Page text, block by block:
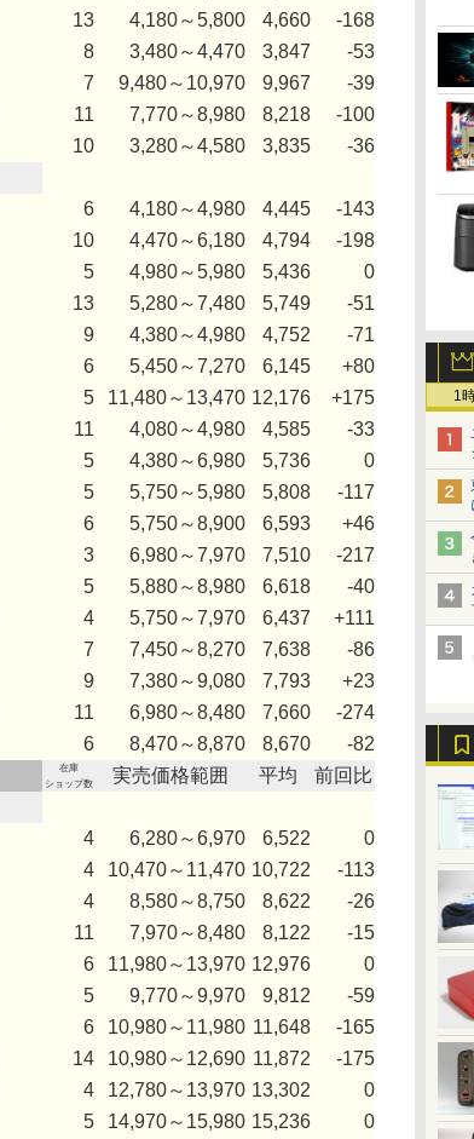
1
13 4,180～5,800 4,660
-168
8 3,480～4,470 3,847
-53
7 9,480～10,970 9,967
-39
11 7,770～8,980 8,218
-100
10 3,280～4,580 3,835
-36
6 4,180～4,980 4,445
-143
10 4,470～6,180 4,794
-198
5 4,980～5,980 5,436
0
13 5,280～7,480 5,749
-51
9 4,380～4,980 4,752
-71
6 5,450～7,270 6,145
+80
5 11,480～13,470 12,176
+175
11 4,080～4,980 4,585
-33
5 4,380～6,980 5,736
0
5 5,750～5,980 5,808
-117
6 5,750～8,900 6,593
+46
3 6,980～7,970 7,510
-217
5 5,880～8,980 6,618
-40
4 5,750～7,970 6,437
+111
7 7,450～8,270 7,638
-86
9 7,380～9,080 7,793
+23
11 6,980～8,480 7,660
-274
6 8,470～8,870 8,670
-82
在庫
ショップ数
実売価格範囲 平均
前回比
4 6,280～6,970 6,522
0
4 10,470～11,470 10,722
-113
4 8,580～8,750 8,622
-26
11 7,970～8,480 8,122
-15
6 11,980～13,970 12,976
0
5 9,770～9,970 9,812
-59
6 10,980～11,980 11,648
-165
14 10,980～12,690 11,872
-175
4 12,780～13,970 13,302
0
5 14,970～15,980 15,236 0